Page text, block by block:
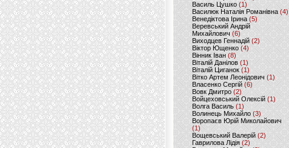
Василь Цушко (1)
Василюк Наталія Романівна (4)
Венедіктова Ірина(5)
Веревський Андрій
Михайлович (6)
Виходцев Геннадій (2)
Віктор Ющенко (4)
Вінник Іван (8)
Віталій Данілов (1)
Віталій Циганок (1)
Вітко Артем Леонідович(1)
Власенко Сергій (6)
Вовк Дмитро(2)
Войцеховський Олексій(1)
Волга Василь (1)
Волинець Михайло (3)
Воропаєв Юрій Миколайович
(1)
Вощевський Валерій(2)
Гаврилова Лідія (2)